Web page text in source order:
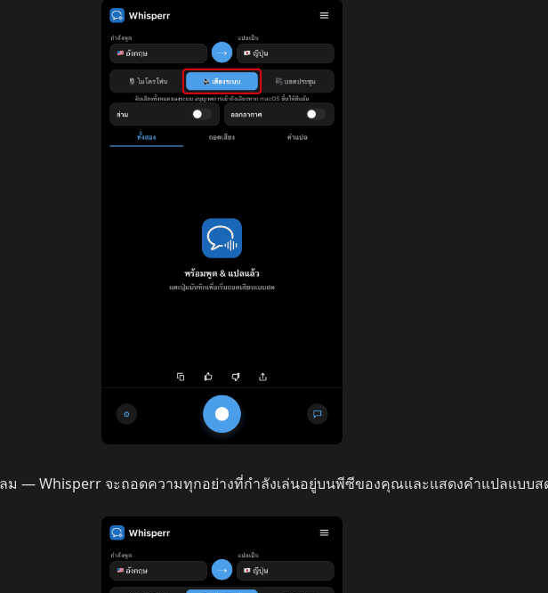
ม — Whisperr จะถอดความทุกอย่างที่กำลังเล่นอยู่บนพีซีของคุณและแสดงคำแปลแบบส